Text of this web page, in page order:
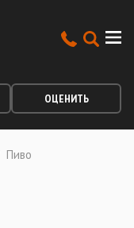
ОЦЕНИТЬ
Пиво